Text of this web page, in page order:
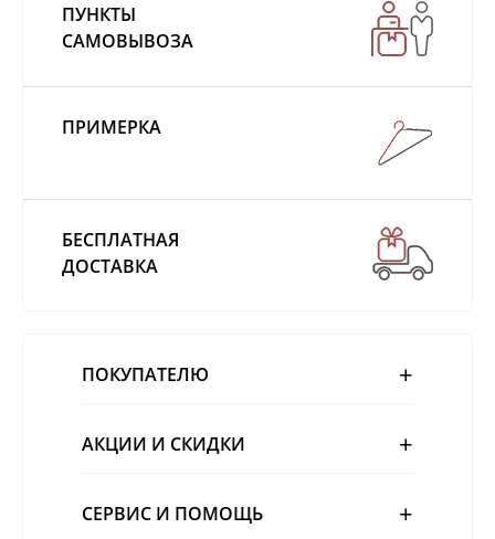
ПУНКТЫ
САМОВЫВОЗА
ПРИМЕРКА
БЕСПЛАТНАЯ
ДОСТАВКА
ПОКУПАТЕЛЮ
АКЦИИ И СКИДКИ
СЕРВИС И ПОМОЩЬ